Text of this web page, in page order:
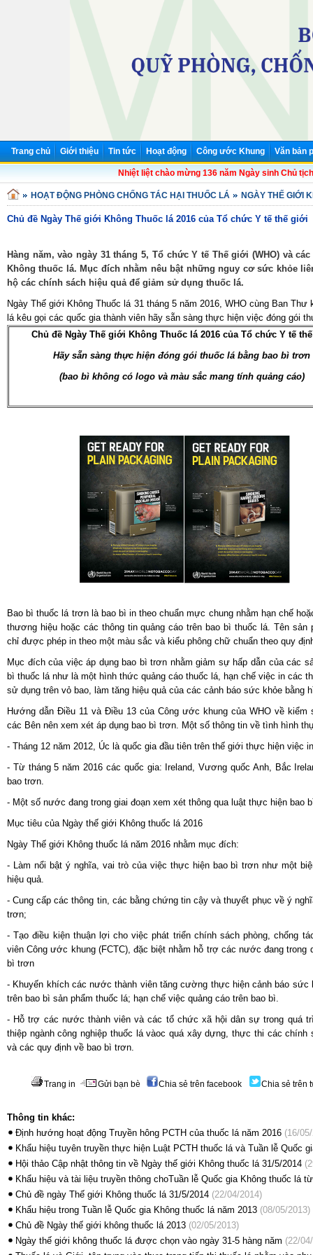
Trang chủ Giới thiệu Tin tức Hoạt động Công ước Khung Văn bản
Nhiệt liệt chào mừng 136 năm Ngày sinh Chủ tịch
HOẠT ĐỘNG PHÒNG CHỐNG TÁC HẠI THUỐC LÁ NGÀY THẾ GIỚI
Chủ đề Ngày Thế giới Không Thuốc lá 2016 của Tổ chức Y tế thế giới
Hàng năm, vào ngày 31 tháng 5, Tổ chức Y tế Thế giới (WHO) và
Không thuốc lá. Mục đích nhằm nêu bật những nguy cơ sức khỏe
hộ các chính sách hiệu quả để giảm sử dụng thuốc lá.
Ngày Thế giới Không Thuốc lá 31 tháng 5 năm 2016, WHO cùng Ban
lá kêu gọi các quốc gia thành viên hãy sẵn sàng thực hiện việc đóng gói
Chủ đề Ngày Thế giới Không Thuốc lá 2016 của Tổ chức Y tế
Hãy sẵn sàng thực hiện đóng gói thuốc lá bằng bao bì trơn
(bao bì không có logo và màu sắc mang tính quảng cáo)
Bao bì thuốc lá trơn là bao bì in theo chuẩn mực chung nhằm hạn chế
thương hiệu hoặc các thông tin quảng cáo trên bao bì thuốc lá. Tên
chỉ được phép in theo một màu sắc và kiểu phông chữ chuẩn theo quy
Mục đích của việc áp dụng bao bì trơn nhằm giảm sự hấp dẫn của các
bì thuốc lá như là một hình thức quảng cáo thuốc lá, hạn chế việc in các
sử dụng trên vỏ bao, làm tăng hiệu quả của các cảnh báo sức khỏe bằng
Hướng dẫn Điều 11 và Điều 13 của Công ước khung của WHO về kiểm
các Bên nên xem xét áp dụng bao bì trơn. Một số thông tin về tình hình
- Tháng 12 năm 2012, Úc là quốc gia đầu tiên trên thế giới thực hiện việc
- Từ tháng 5 năm 2016 các quốc gia: Ireland, Vương quốc Anh, Bắc
bao trơn.
- Một số nước đang trong giai đoạn xem xét thông qua luật thực hiện bao
Mục tiêu của Ngày thế giới Không thuốc lá 2016
Ngày Thế giới Không thuốc lá năm 2016 nhằm mục đích:
- Làm nổi bật ý nghĩa, vai trò của việc thực hiện bao bì trơn như một
hiệu quả.
- Cung cấp các thông tin, các bằng chứng tin cậy và thuyết phục về ý
trơn;
- Tạo điều kiện thuận lợi cho việc phát triển chính sách phòng, chống
viên Công ước khung (FCTC), đặc biệt nhằm hỗ trợ các nước đang
bì trơn
- Khuyến khích các nước thành viên tăng cường thực hiện cảnh báo sức
trên bao bì sản phẩm thuốc lá; hạn chế việc quảng cáo trên bao bì.
- Hỗ trợ các nước thành viên và các tổ chức xã hội dân sự trong quá
thiệp ngành công nghiệp thuốc lá vàoc quá xây dựng, thực thi các chính
và các quy định về bao bì trơn.
Trang in Gửi bạn bè Chia sẻ trên facebook Chia sẻ trên
Thông tin khác:
Định hướng hoạt động Truyền hông PCTH của thuốc lá năm 2016 (16/
Khẩu hiệu tuyên truyền thực hiện Luật PCTH thuốc lá và Tuần lễ Quốc
Hội thảo Cập nhật thông tin về Ngày thế giới Không thuốc lá 31/5/2014
Khẩu hiệu và tài liệu truyền thông choTuần lễ Quốc gia Không thuốc lá
Chủ đề ngày Thế giới Không thuốc lá 31/5/2014 (22/04/2014)
Khẩu hiệu trong Tuần lễ Quốc gia Không thuốc lá năm 2013 (08/05/2013)
Chủ đề Ngày thế giới không thuốc lá 2013 (02/05/2013)
Ngày thế giới không thuốc lá được chọn vào ngày 31-5 hàng năm (22/